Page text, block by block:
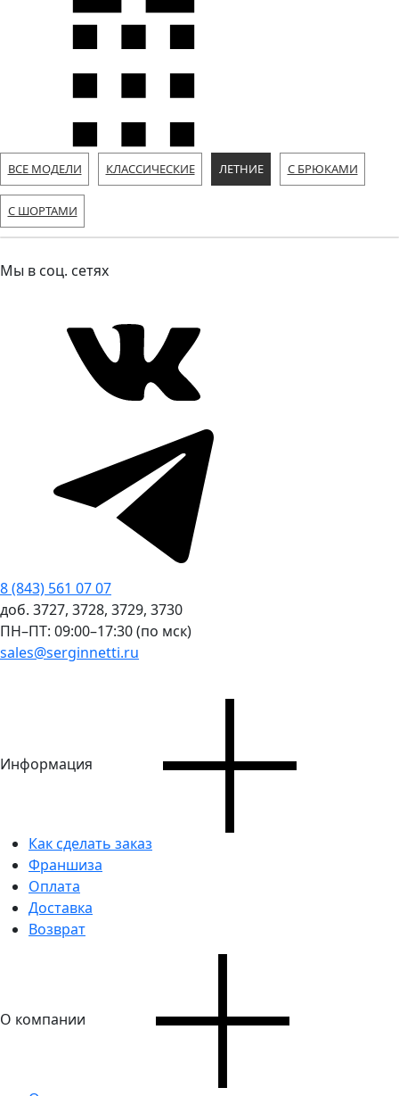
ВСЕ МОДЕЛИ КЛАССИЧЕСКИЕ ЛЕТНИЕ С БРЮКАМИ
С ШОРТАМИ
Мы в соц. сетях
8 (843) 561 07 07
доб. 3727, 3728, 3729, 3730
ПН–ПТ: 09:00–17:30 (по мск)
sales@serginnetti.ru
Информация
Как сделать заказ
Франшиза
Оплата
Доставка
Возврат
О компании